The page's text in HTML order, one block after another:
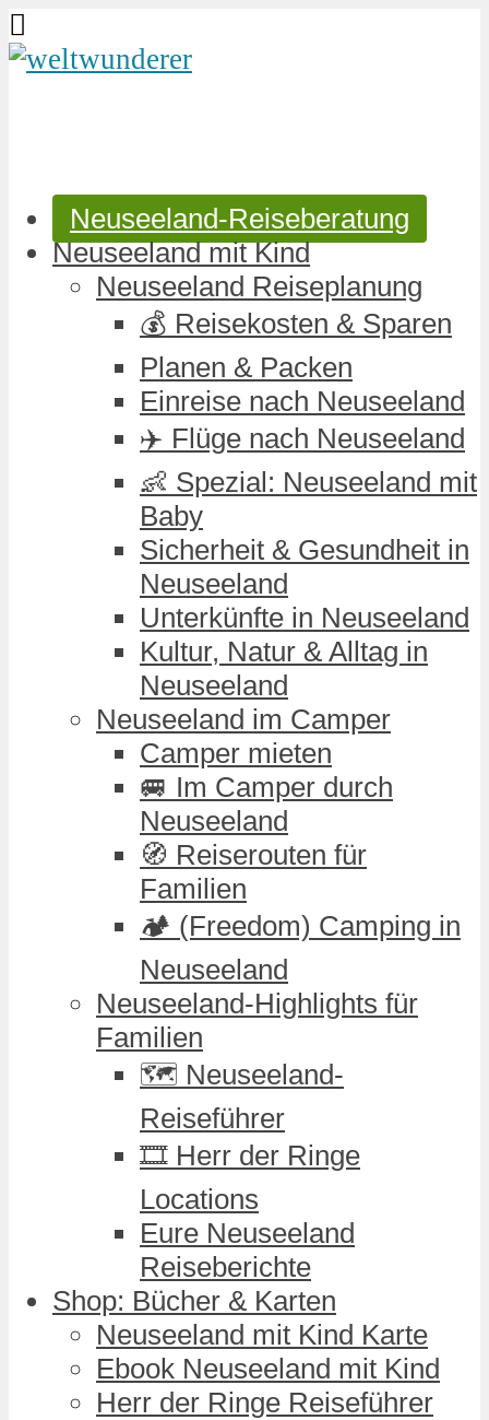
Neuseeland-Reiseberatung
Neuseeland mit Kind
Neuseeland Reiseplanung
💰 Reisekosten & Sparen
Planen & Packen
Einreise nach Neuseeland
✈️ Flüge nach Neuseeland
👶 Spezial: Neuseeland mit
Baby
Sicherheit & Gesundheit in
Neuseeland
Unterkünfte in Neuseeland
Kultur, Natur & Alltag in
Neuseeland
Neuseeland im Camper
Camper mieten
🚐 Im Camper durch
Neuseeland
🧭 Reiserouten für
Familien
🏕️ (Freedom) Camping in
Neuseeland
Neuseeland-Highlights für
Familien
🗺️ Neuseeland-
Reiseführer
🎞️ Herr der Ringe
Locations
Eure Neuseeland
Reiseberichte
Shop: Bücher & Karten
Neuseeland mit Kind Karte
Ebook Neuseeland mit Kind
Herr der Ringe Reiseführer